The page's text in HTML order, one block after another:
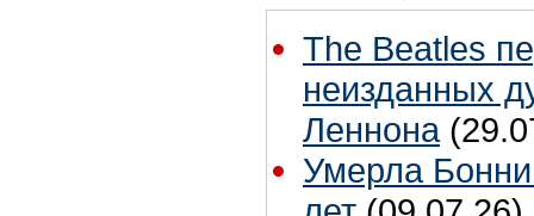
The Beatles
неизданных
Леннона
Умерла